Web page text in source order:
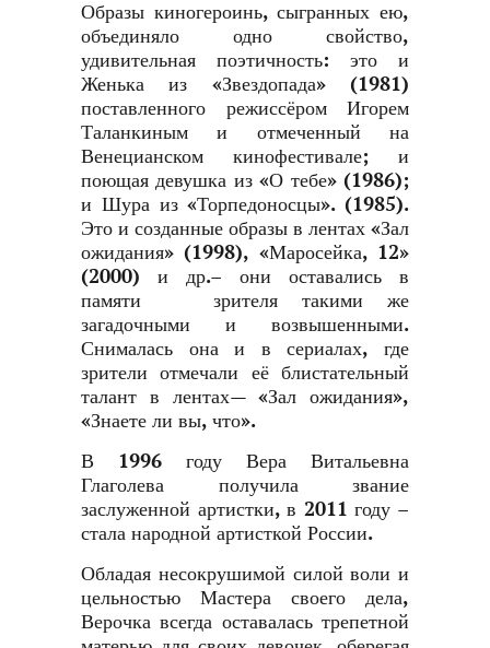
Образы киногероинь, сыгранных ею,
объединяло одно свойство,
удивительная поэтичность: это и
Женька из «Звездопада» (1981)
поставленного режиссёром Игорем
Таланкиным и отмеченный на
Венецианском кинофестивале; и
поющая девушка из «О тебе» (1986);
и Шура из «Торпедоносцы». (1985).
Это и созданные образы в лентах «Зал
ожидания» (1998), «Маросейка, 12»
(2000) и др.– они оставались в
памяти зрителя такими же
загадочными и возвышенными.
Снималась она и в сериалах, где
зрители отмечали её блистательный
талант в лентах— «Зал ожидания»,
«Знаете ли вы, что».
В 1996 году Вера Витальевна
Глаголева получила звание
заслуженной артистки, в 2011 году –
стала народной артисткой России.
Обладая несокрушимой силой воли и
цельностью Мастера своего дела,
Верочка всегда оставалась трепетной